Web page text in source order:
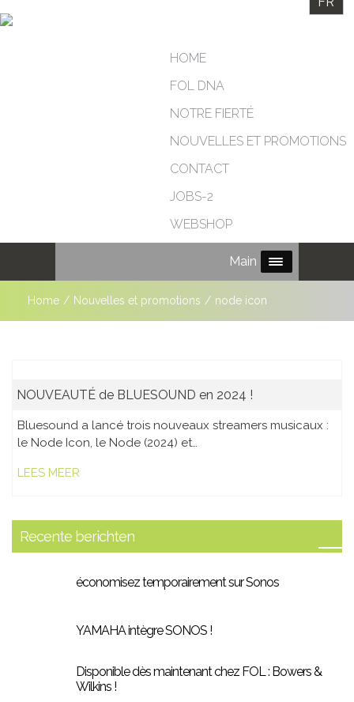
HOME
FOL DNA
NOTRE FIERTÉ
NOUVELLES ET PROMOTIONS
CONTACT
JOBS-2
WEBSHOP
Main Menu
Home / Nouvelles et promotions / node icon
NOUVEAUTÉ de BLUESOUND en 2024 !
Bluesound a lancé trois nouveaux streamers musicaux :
le Node Icon, le Node (2024) et…
LEES MEER
Recente berichten
économisez temporairement sur Sonos
YAMAHA intègre SONOS !
Disponible dès maintenant chez FOL : Bowers &
Wilkins !